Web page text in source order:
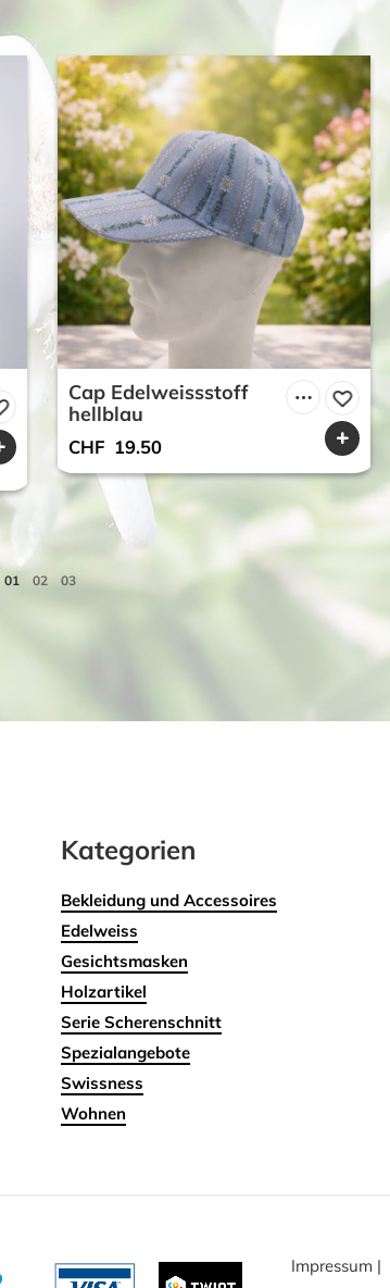
Cap Edelweissstoff
hellblau
CHF 19.50
Kategorien
Bekleidung und Accessoires
Edelweiss
Gesichtsmasken
Holzartikel
Serie Scherenschnitt
Spezialangebote
Swissness
Wohnen
Impressum |